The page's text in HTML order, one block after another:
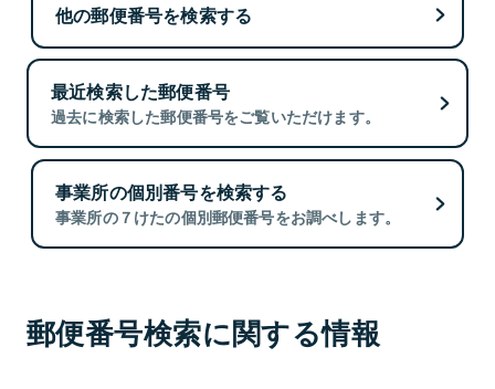
他の郵便番号を検索する
最近検索した郵便番号
過去に検索した郵便番号をご覧いただけます。
事業所の個別番号を検索する
事業所の７けたの個別郵便番号をお調べします。
郵便番号検索に関する情報